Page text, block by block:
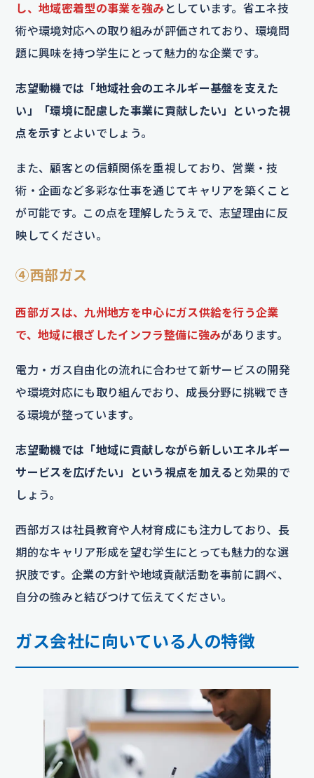
し、地域密着型の事業を強み としています。省エネ技
術や環境対応への取り組みが評価されており、環境問
題に興味を持つ学生にとって魅力的な企業です。
志望動機では「地域社会のエネルギー基盤を支えた
い」「環境に配慮した事業に貢献したい」といった視
点を示す とよいでしょう。
また、顧客との信頼関係を重視しており、営業・技
術・企画など多彩な仕事を通じてキャリアを築くこと
が可能です。この点を理解したうえで、志望理由に反
映してください。
④西部ガス
西部ガスは、九州地方を中心にガス供給を行う企業
で、地域に根ざしたインフラ整備に強みがあります。
電力・ガス自由化の流れに合わせて新サービスの開発
や環境対応にも取り組んでおり、成長分野に挑戦でき
る環境が整っています。
志望動機では「地域に貢献しながら新しいエネルギー
サービスを広げたい」という視点を加える と効果的で
しょう。
西部ガスは社員教育や人材育成にも注力しており、長
期的なキャリア形成を望む学生にとっても魅力的な選
択肢です。企業の方針や地域貢献活動を事前に調べ、
自分の強みと結びつけて伝えてください。
ガス会社に向いている人の特徴